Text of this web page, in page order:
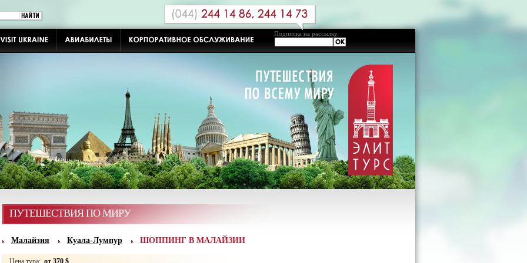
Подписка на рассылку
ПУТЕШЕСТВИЯ ПО МИРУ
Малайзия Куала-Лумпур ШОППИНГ В МАЛАЙЗИИ
Цена тура: от 370 $